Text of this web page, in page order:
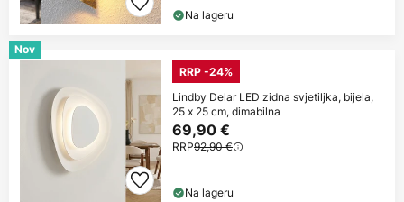
Na lageru
Nov
RRP -24%
Lindby Delar LED zidna svjetiljka, bijela,
25 x 25 cm, dimabilna
69,90 €
RRP92,90 €
Na lageru